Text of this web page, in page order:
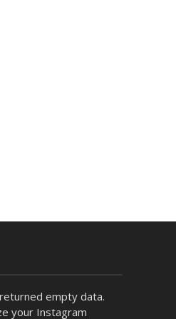
empty data.
your Instagram